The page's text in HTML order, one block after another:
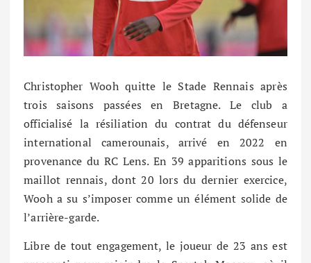
Christopher Wooh quitte le Stade Rennais après
trois saisons passées en Bretagne. Le club a
officialisé la résiliation du contrat du défenseur
international camerounais, arrivé en 2022 en
provenance du RC Lens. En 39 apparitions sous le
maillot rennais, dont 20 lors du dernier exercice,
Wooh a su s’imposer comme un élément solide de
l’arrière-garde.
Libre de tout engagement, le joueur de 23 ans est